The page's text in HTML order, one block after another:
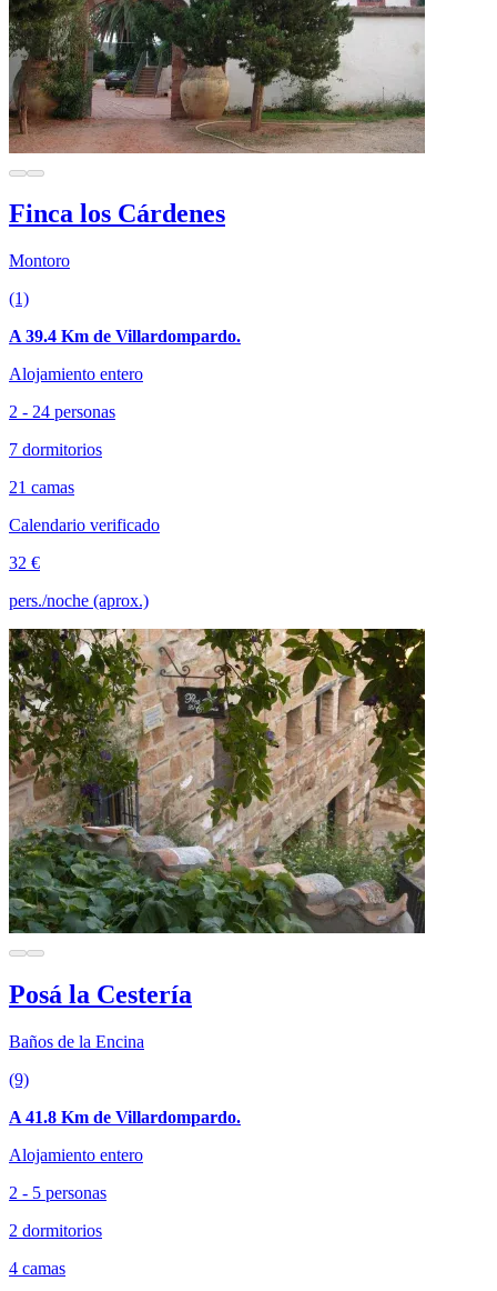
Finca los Cárdenes
Montoro
(1)
A 39.4 Km de Villardompardo.
Alojamiento entero
2 - 24 personas
7 dormitorios
21 camas
Calendario verificado
32 €
pers./noche (aprox.)
Posá la Cestería
Baños de la Encina
(9)
A 41.8 Km de Villardompardo.
Alojamiento entero
2 - 5 personas
2 dormitorios
4 camas